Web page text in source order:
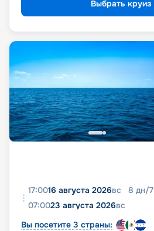
Выбрать круиз
17:0016 августа 2026вс 8 дн/7
07:0023 августа 2026вс
Вы посетите 3 страны: